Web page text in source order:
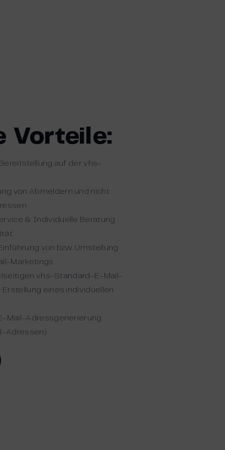
Vorteile:
auf der vhs-
von Abmeldern und nicht
& Individuelle Beratung
von bzw. Umstellung
Marketings
vhs-Standard-E-Mail-
Erstellung eines individuellen
Mail-Adressgenerierung
Adressen)